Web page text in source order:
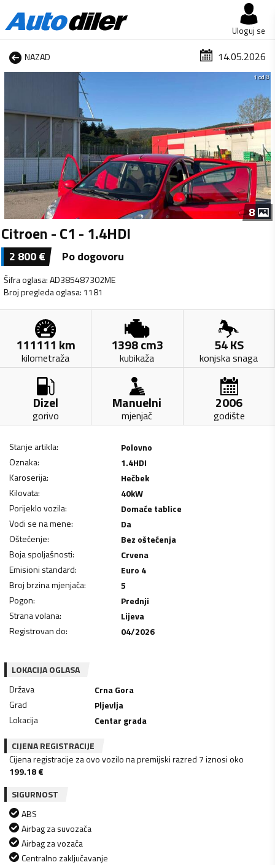
Uloguj se
NAZAD 14.05.2026
1 od 8
8
Citroen - C1 - 1.4HDI
2 800€ Po dogovoru
Šifra oglasa:AD385487302ME
Broj pregleda oglasa: 1181
111111 km
kilometraža
1398cm3
kubikaža
54KS
konjska snaga
Dizel
gorivo
Manuelni
mjenjač
2006
godište
Stanje artikla:
Polovno
Oznaka:
1.4HDI
Karoserija:
Hečbek
Kilovata: 40kW
Porijeklo vozila:
Domaće tablice
Vodi se na mene:
Da
Oštećenje:
Bez oštećenja
Boja spoljašnosti:
Crvena
Emisioni standard:
Euro 4
Broj brzina mjenjača:
5
Pogon:
Prednji
Strana volana:
Lijeva
Registrovan do: 04/2026
LOKACIJA OGLASA
Država
Crna Gora
Grad
Pljevlja
Lokacija
Centar grada
CIJENA REGISTRACIJE
Cijena registracije za ovo vozilo na premijski razred 7 iznosi oko
199.18€
SIGURNOST
ABS
Airbag za suvozača
Airbag za vozača
Centralno zaključavanje